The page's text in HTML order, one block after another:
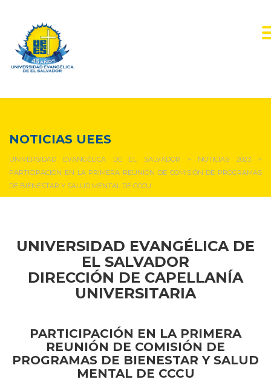
NOTICIAS UEES
UNIVERSIDAD EVANGÉLICA DE EL SALVADOR > NOTICIAS 2023>
PARTICIPACIÓN EN LA PRIMERA REUNIÓN DE COMISIÓN DE PROGRAMAS
DE BIENESTAR Y SALUD MENTAL DE CCCU
UNIVERSIDAD EVANGÉLICA DE
EL SALVADOR
DIRECCIÓN DE CAPELLANÍA
UNIVERSITARIA
PARTICIPACIÓN EN LA PRIMERA
REUNIÓN DE COMISIÓN DE
PROGRAMAS DE BIENESTAR Y SALUD
MENTAL DE CCCU